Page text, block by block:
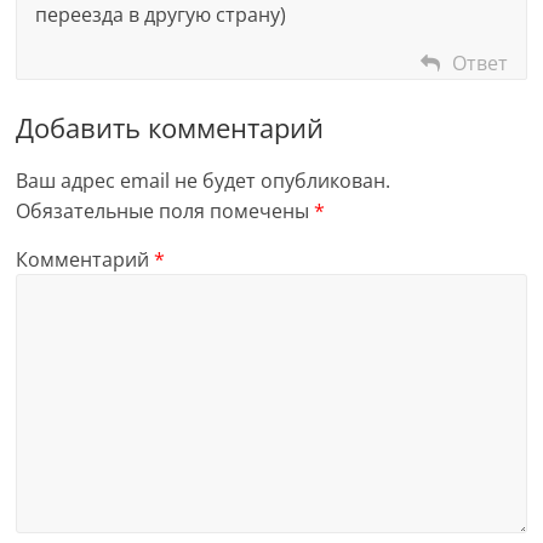
переезда в другую страну)
Ответ
Добавить комментарий
Ваш адрес email не будет опубликован.
Обязательные поля помечены*
Комментарий*